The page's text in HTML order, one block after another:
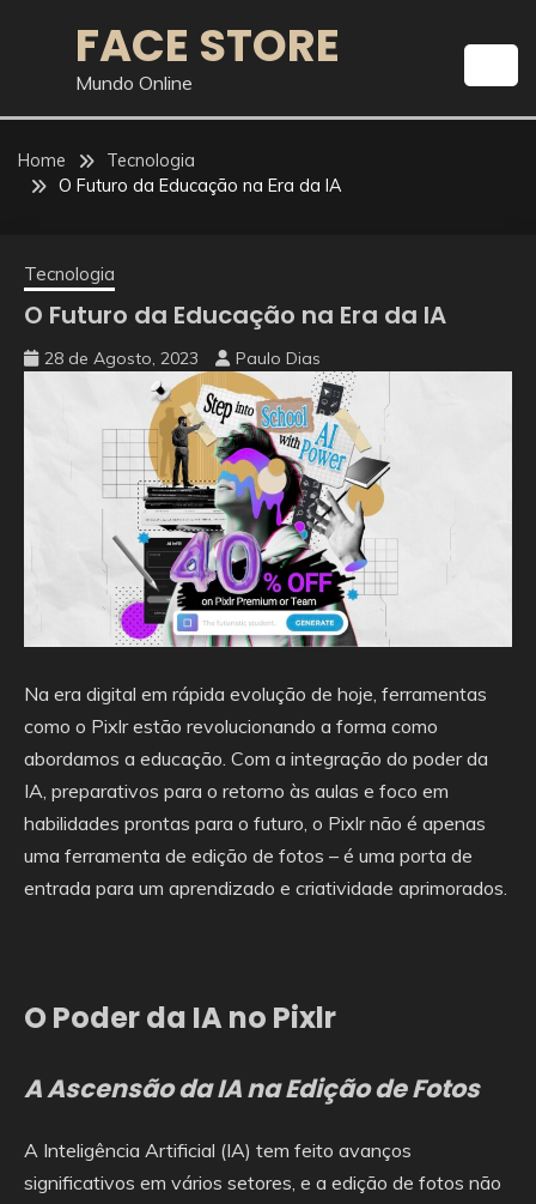
FACE STORE
Mundo Online
Home
Tecnologia
O Futuro da Educação na Era da IA
Tecnologia
O Futuro da Educação na Era da IA
28 de Agosto, 2023 Paulo Dias
Na era digital em rápida evolução de hoje, ferramentas
como o Pixlr estão revolucionando a forma como
abordamos a educação. Com a integração do poder da
IA, preparativos para o retorno às aulas e foco em
habilidades prontas para o futuro, o Pixlr não é apenas
uma ferramenta de edição de fotos – é uma porta de
entrada para um aprendizado e criatividade aprimorados.
O Poder da IAno Pixlr
A Ascensão da IA na Edição de Fotos
A Inteligência Artificial (IA) tem feito avanços
significativos em vários setores, e a edição de fotos não